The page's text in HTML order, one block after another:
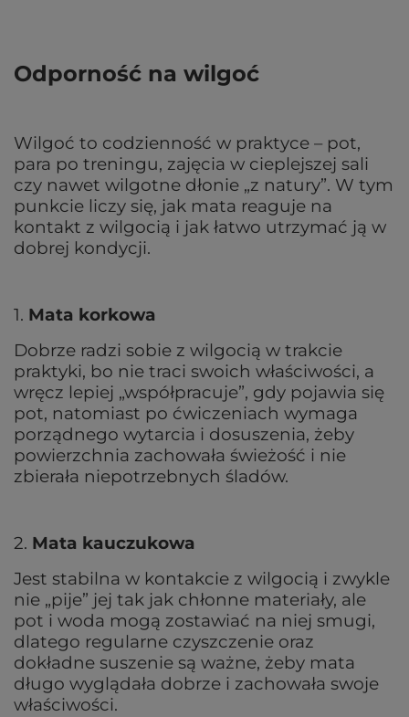
Odporność na wilgoć
Wilgoć to codzienność w praktyce – pot,
para po treningu, zajęcia w cieplejszej sali
czy nawet wilgotne dłonie „z natury”. W tym
punkcie liczy się, jak mata reaguje na
kontakt z wilgocią i jak łatwo utrzymać ją w
dobrej kondycji.
1. Mata korkowa
Dobrze radzi sobie z wilgocią w trakcie
praktyki, bo nie traci swoich właściwości, a
wręcz lepiej „współpracuje”, gdy pojawia się
pot, natomiast po ćwiczeniach wymaga
porządnego wytarcia i dosuszenia, żeby
powierzchnia zachowała świeżość i nie
zbierała niepotrzebnych śladów.
2. Mata kauczukowa
Jest stabilna w kontakcie z wilgocią i zwykle
nie „pije” jej tak jak chłonne materiały, ale
pot i woda mogą zostawiać na niej smugi,
dlatego regularne czyszczenie oraz
dokładne suszenie są ważne, żeby mata
długo wyglądała dobrze i zachowała swoje
właściwości.